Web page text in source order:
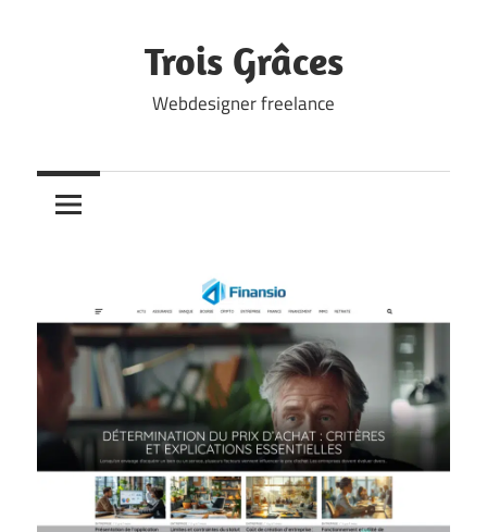
Trois Grâces
Webdesigner freelance